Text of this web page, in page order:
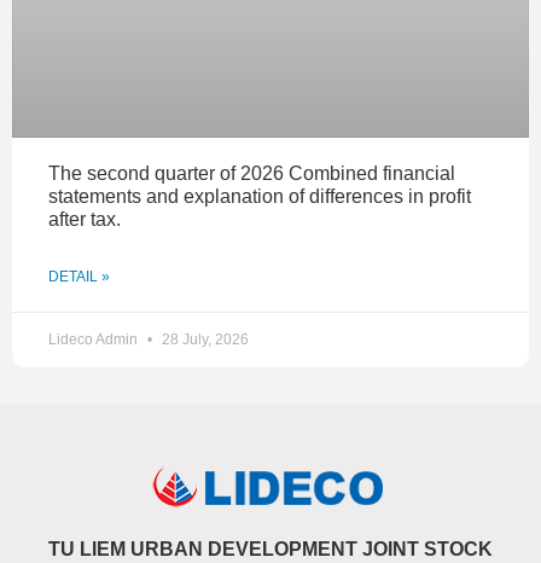
The second quarter of 2026 Combined financial
statements and explanation of differences in profit
after tax.
DETAIL »
Lideco Admin 28 July, 2026
TU LIEM URBAN DEVELOPMENT JOINT STOCK